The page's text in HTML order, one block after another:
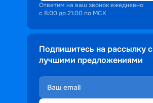
Ответим на ваш звонок ежедневно
с 8:00 до 21:00 по МСК
Подпишитесь на рассылку с
лучшими предложениями